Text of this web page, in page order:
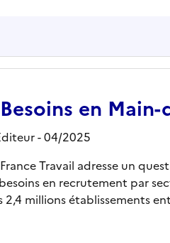
en
- 04/2025
Travail adresse un
en recrutement par
2,4 millions établissements